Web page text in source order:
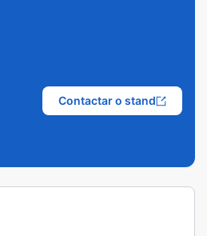
Contactar o stand